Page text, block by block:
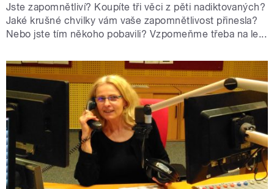
Jste zapomnětliví? Koupíte tři věci z pěti nadiktovaných?
Jaké krušné chvilky vám vaše zapomnětlivost přinesla?
Nebo jste tím někoho pobavili? Vzpomeňme třeba na le...